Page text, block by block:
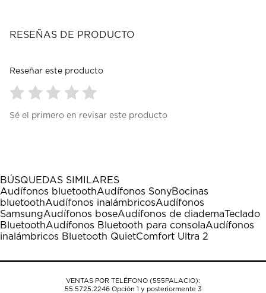
RESEÑAS DE PRODUCTO
Reseñar este producto
para
1
estrella
Esta
acción
abrirá
el
formulario
envío.
para
estrellas.
Esta
acción
abrirá
el
formulario
envío.
para
estrellas.
Esta
acción
abrirá
el
formulario
envío.
para
estrellas.
Esta
acción
abrirá
el
formulario
envío.
para
estrellas.
Esta
acción
abrirá
el
formulario
envío.
Sé el primero en revisar este producto
BÚSQUEDAS SIMILARES
Audífonos bluetoothAudífonos SonyBocinas
bluetoothAudífonos inalámbricosAudífonos
SamsungAudífonos boseAudífonos de diademaTeclado
BluetoothAudífonos Bluetooth para consolaAudífonos
inalámbricos Bluetooth QuietComfort Ultra 2
VENTAS POR TELÉFONO (555PALACIO):
55.5725.2246Opción 1 y posteriormente 3